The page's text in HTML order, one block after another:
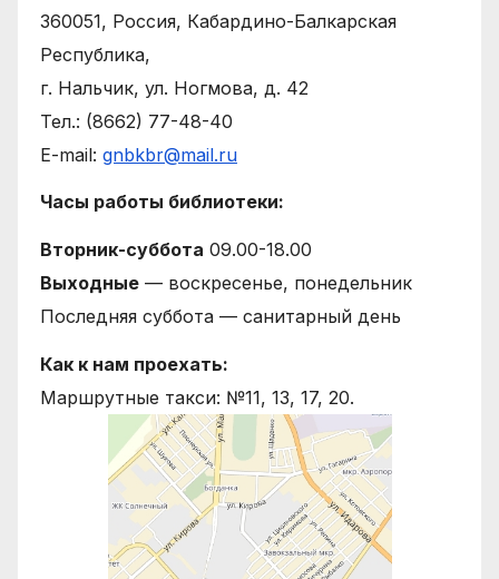
360051, Россия, Кабардино-Балкарская
Республика,
г. Нальчик, ул. Ногмова, д. 42
Тел.: (8662) 77-48-40
E-mail: gnbkbr@mail.ru
Часы работы библиотеки:
Вторник-суббота 09.00-18.00
Выходные — воскресенье, понедельник
Последняя суббота — санитарный день
Как к нам проехать:
Маршрутные такси: №11, 13, 17, 20.